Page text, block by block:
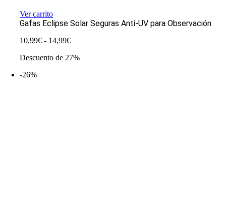
Ver carrito
Gafas Eclipse Solar Seguras Anti-UV para Observación
10,99€ - 14,99€Rango
precios:
Descuento de 27%
-26%